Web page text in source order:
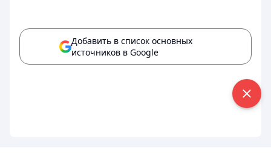
Добавить в список основных
источников в Google